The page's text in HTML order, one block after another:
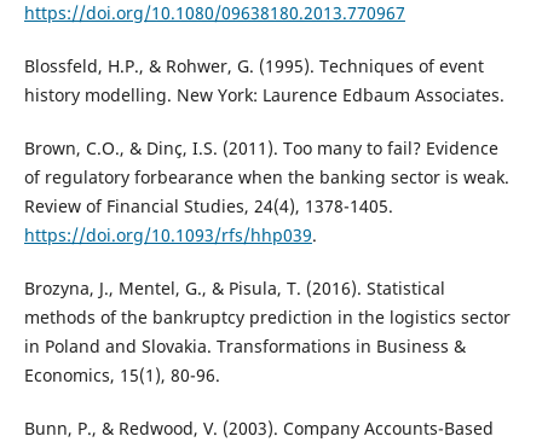
https://doi.org/10.1080/09638180.2013.770967
Blossfeld, H.P., & Rohwer, G. (1995). Techniques of event
history modelling. New York: Laurence Edbaum Associates.
Brown, C.O., & Dinç, I.S. (2011). Too many to fail? Evidence
of regulatory forbearance when the banking sector is weak.
Review of Financial Studies, 24(4), 1378-1405.
https://doi.org/10.1093/rfs/hhp039.
Brozyna, J., Mentel, G., & Pisula, T. (2016). Statistical
methods of the bankruptcy prediction in the logistics sector
in Poland and Slovakia. Transformations in Business &
Economics, 15(1), 80-96.
Bunn, P., & Redwood, V. (2003). Company Accounts-Based